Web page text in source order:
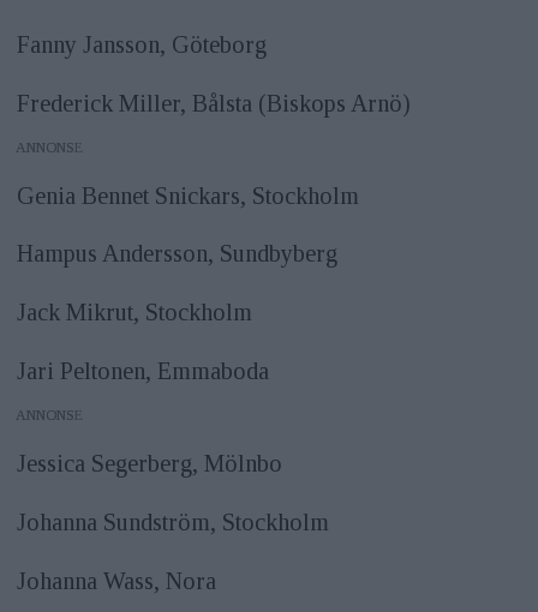
Fanny Jansson, Göteborg
Frederick Miller, Bålsta (Biskops Arnö)
ANNONS
Genia Bennet Snickars, Stockholm
Hampus Andersson, Sundbyberg
Jack Mikrut, Stockholm
Jari Peltonen, Emmaboda
ANNONS
Jessica Segerberg, Mölnbo
Johanna Sundström, Stockholm
Johanna Wass, Nora